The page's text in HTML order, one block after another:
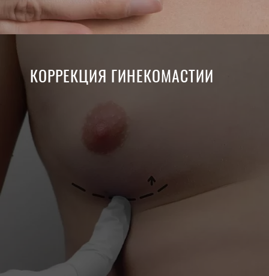
КОРРЕКЦИЯ ГИНЕКОМАСТИИ